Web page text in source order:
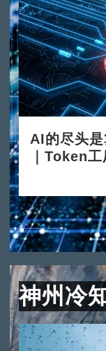
AI的尽头
｜Token
神州冷